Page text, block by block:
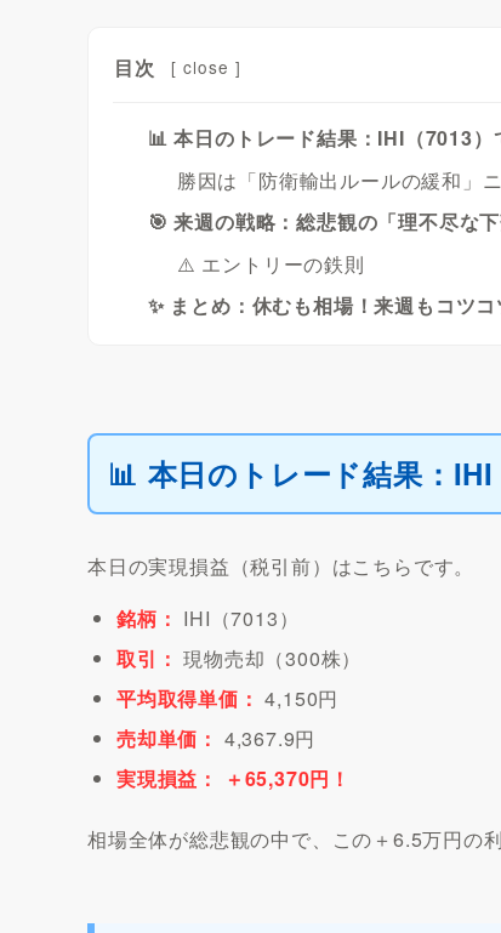
目次 [ close ]
📊 本日のトレード結果：IHI（7013）
勝因は「防衛輸出ルールの緩和」
🎯 来週の戦略：総悲観の「理不尽な
⚠️ エントリーの鉄則
✨ まとめ：休むも相場！来週もコツ
📊 本日のトレード結果：IHI
本日の実現損益（税引前）はこちらです。
銘柄： IHI（7013）
取引： 現物売却（300株）
平均取得単価： 4,150円
売却単価： 4,367.9円
実現損益： ＋65,370円！
相場全体が総悲観の中で、この＋6.5万円の